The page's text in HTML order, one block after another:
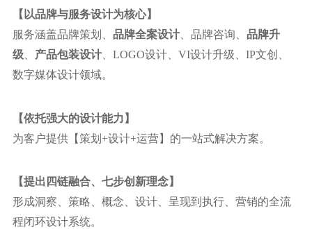
【以品牌与服务设计为核心】
服务涵盖品牌策划、 品牌全案设计、品牌咨询、 品牌升
级、 产品包装设计、LOGO设计、VI设计升级、IP文创、
数字媒体设计领域。
【依托强⼤的设计能力】
为客户提供【策划+设计+运营】的⼀站式解决方案。
【提出四链融合、七步创新理念】
形成洞察、策略、概念、设计、呈现到执⾏、营销的全流
程闭环设计系统。